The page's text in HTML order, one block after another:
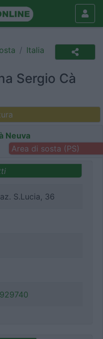
Italia
Sergio Cà
Neuva
Area di sosta (PS)
S.Lucia, 36